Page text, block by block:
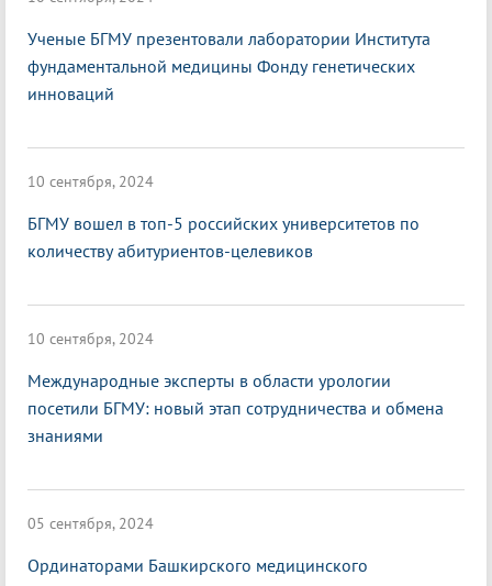
Ученые БГМУ презентовали лаборатории Института
фундаментальной медицины Фонду генетических
инноваций
10 сентября, 2024
БГМУ вошел в топ-5 российских университетов по
количеству абитуриентов-целевиков
10 сентября, 2024
Международные эксперты в области урологии
посетили БГМУ: новый этап сотрудничества и обмена
знаниями
05 сентября, 2024
Ординаторами Башкирского медицинского